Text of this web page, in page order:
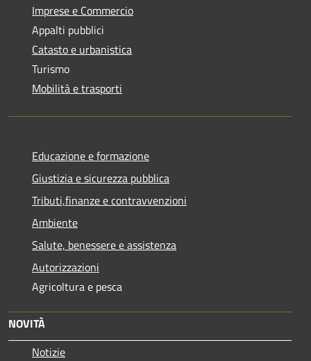
Imprese e Commercio
Appalti pubblici
Catasto e urbanistica
Turismo
Mobilità e trasporti
Educazione e formazione
Giustizia e sicurezza pubblica
Tributi,finanze e contravvenzioni
Ambiente
Salute, benessere e assistenza
Autorizzazioni
Agricoltura e pesca
NOVITÀ
Notizie